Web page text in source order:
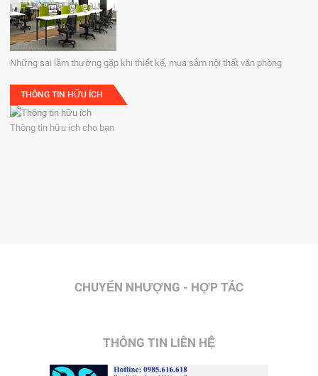
Những sai lầm thường gặp khi thiết kế, mua sắm nội thất văn phòng
THÔNG TIN HỮU ÍCH
Thông tin hữu ích cho bạn
CHUYỂN NHƯỢNG - HỢP TÁC
THÔNG TIN LIÊN HỆ